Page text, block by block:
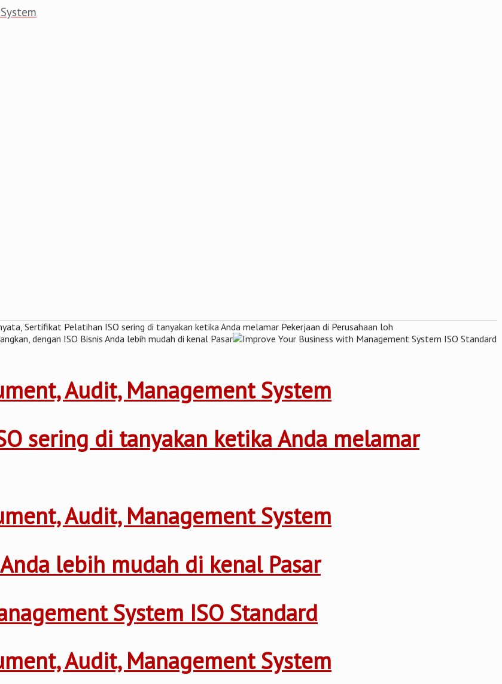
Audit, Management System
sering di tanyakan ketika Anda melamar
Audit, Management System
lebih mudah di kenal Pasar
System ISO Standard
Audit, Management System